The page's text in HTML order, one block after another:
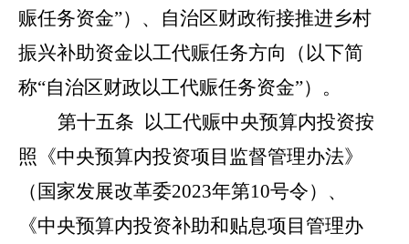
赈任务资金”）、自治区财政衔接推进乡村
振兴补助资金以工代赈任务方向（以下简
称“自治区财政以工代赈任务资金”）。
第十五条
以工代赈中央预算内投资按
照《中央预算内投资项目监督管理办法》
（国家发展改革委2023年第10号令）、
《中央预算内投资补助和贴息项目管理办